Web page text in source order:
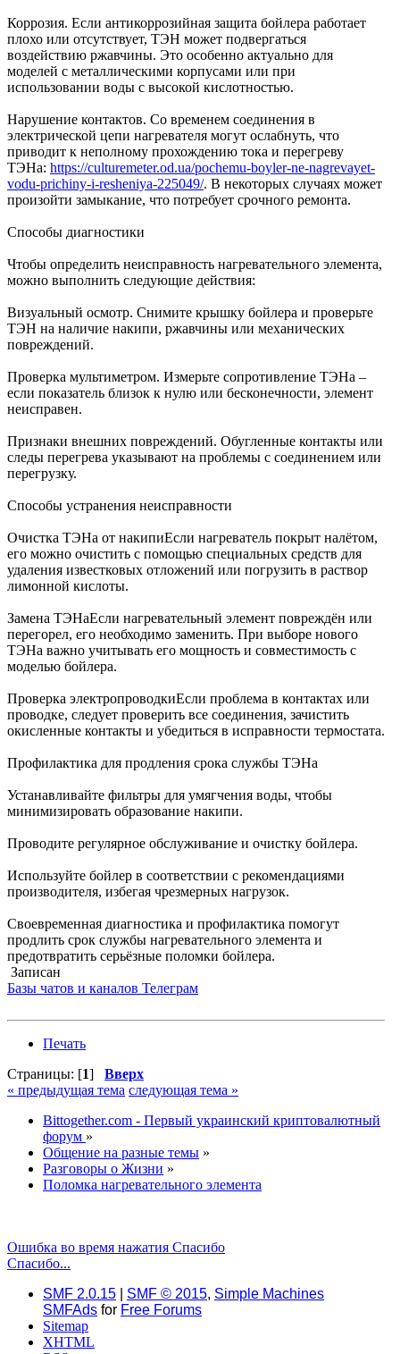
Коррозия. Если антикоррозийная защита бойлера работает
плохо или отсутствует, ТЭН может подвергаться
воздействию ржавчины. Это особенно актуально для
моделей с металлическими корпусами или при
использовании воды с высокой кислотностью.
Нарушение контактов. Со временем соединения в
электрической цепи нагревателя могут ослабнуть, что
приводит к неполному прохождению тока и перегреву
ТЭНа: https://culturemeter.od.ua/pochemu-boyler-ne-nagrevayet-
vodu-prichiny-i-resheniya-225049/. В некоторых случаях может
произойти замыкание, что потребует срочного ремонта.
Способы диагностики
Чтобы определить неисправность нагревательного элемента,
можно выполнить следующие действия:
Визуальный осмотр. Снимите крышку бойлера и проверьте
ТЭН на наличие накипи, ржавчины или механических
повреждений.
Проверка мультиметром. Измерьте сопротивление ТЭНа –
если показатель близок к нулю или бесконечности, элемент
неисправен.
Признаки внешних повреждений. Обугленные контакты или
следы перегрева указывают на проблемы с соединением или
перегрузку.
Способы устранения неисправности
Очистка ТЭНа от накипиЕсли нагреватель покрыт налётом,
его можно очистить с помощью специальных средств для
удаления известковых отложений или погрузить в раствор
лимонной кислоты.
Замена ТЭНаЕсли нагревательный элемент повреждён или
перегорел, его необходимо заменить. При выборе нового
ТЭНа важно учитывать его мощность и совместимость с
моделью бойлера.
Проверка электропроводкиЕсли проблема в контактах или
проводке, следует проверить все соединения, зачистить
окисленные контакты и убедиться в исправности термостата.
Профилактика для продления срока службы ТЭНа
Устанавливайте фильтры для умягчения воды, чтобы
минимизировать образование накипи.
Проводите регулярное обслуживание и очистку бойлера.
Используйте бойлер в соответствии с рекомендациями
производителя, избегая чрезмерных нагрузок.
Своевременная диагностика и профилактика помогут
продлить срок службы нагревательного элемента и
предотвратить серьёзные поломки бойлера.
Записан
Базы чатов и каналов Телеграм
Печать
Страницы: [1] Вверх
« предыдущая тема следующая тема »
Bittogether.com - Первый украинский криптовалютный
форум »
Общение на разные темы »
Разговоры о Жизни »
Поломка нагревательного элемента
Ошибка во время нажатия Спасибо
Спасибо...
SMF 2.0.15
SMF © 2015, Simple Machines
SMFAds for Free Forums
Sitemap
XHTML